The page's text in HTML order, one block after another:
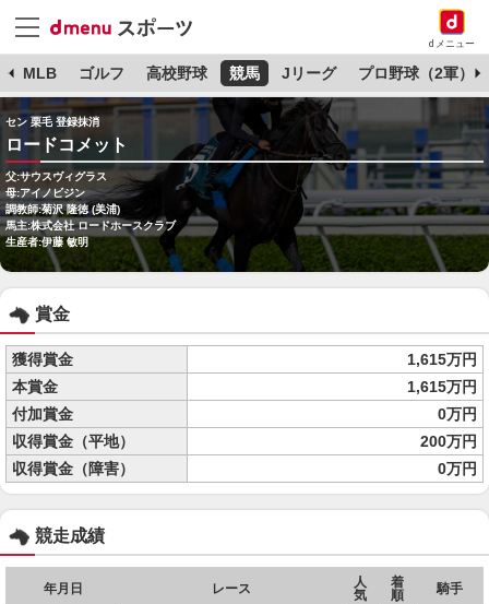
dメニュー
MLB ゴルフ 高校野球 競馬 Jリーグ プロ野球（2軍）
セン 栗毛 登録抹消
ロードコメット
父:サウスヴィグラス
母:アイノビジン
調教師:菊沢 隆徳 (美浦)
馬主:株式会社 ロードホースクラブ
生産者:伊藤 敏明
賞金
獲得賞金
1,615万円
本賞金
1,615万円
付加賞金
0万円
収得賞金（平地）
200万円
収得賞金（障害）
0万円
競走成績
年月日 レース
人
気
着
順
騎手